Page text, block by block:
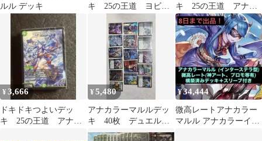
ルル デッキ
キ 25の王道 ヨビニ
デュエマ
キ 25の王道 アナカ
ラーマルル ヨビニオ
ンマルル
¥3,666
ドキドキつよいデッ
キ 25の王道 アナカ
¥5,480
アナカラーマルルデッ
キ 40枚 デュエルマ
スターズ
¥34,444
微高レートアナカラー
マルル アナカラーイン